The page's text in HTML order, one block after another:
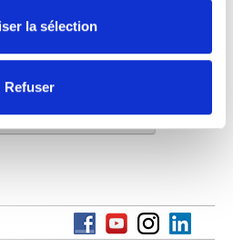
la sélection
Refuser
revendeur local